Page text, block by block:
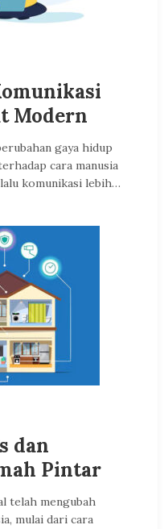
Modern
gaya hidup
cara manusia
komunikasi lebih…
dan
Pintar
telah mengubah
mulai dari cara